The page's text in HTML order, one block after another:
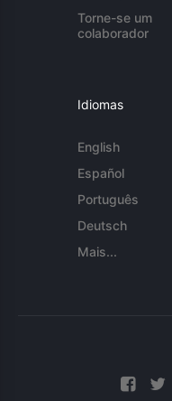
Torne-se um
colaborador
Idiomas
English
Español
Português
Deutsch
Mais...